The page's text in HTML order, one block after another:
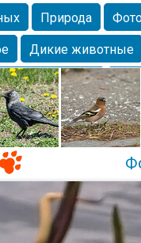
Природа
Дикие животные
Домашние
Дикие птицы Утка